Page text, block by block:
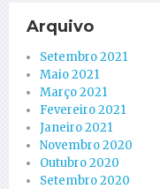
Arquivo
Setembro 2021
Maio 2021
Março 2021
Fevereiro 2021
Janeiro 2021
Novembro 2020
Outubro 2020
Setembro 2020